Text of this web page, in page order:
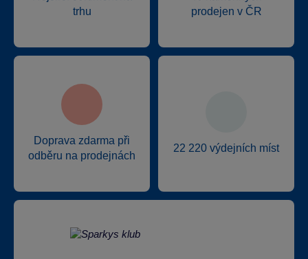
trhu
prodejen v ČR
Doprava zdarma při
odběru na prodejnách
22 220 výdejních míst